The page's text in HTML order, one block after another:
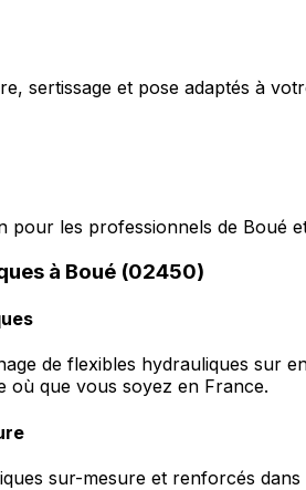
sertissage et pose adaptés à
pour les professionnels de Boué
à Boué (02450)
de flexibles hydrauliques sur
où que vous soyez en France.
sur-mesure et renforcés